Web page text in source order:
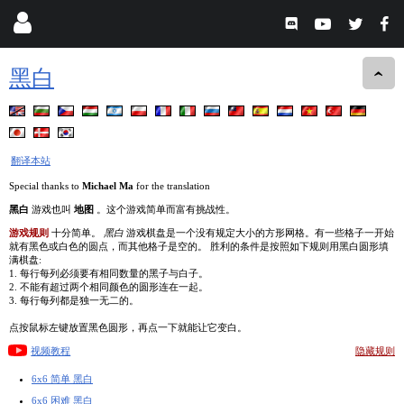
黑白
翻译本站
Special thanks to Michael Ma for the translation
黑白 游戏也叫 地图 。这个游戏简单而富有挑战性。
游戏规则 十分简单。 黑白 游戏棋盘是一个没有规定大小的方形网格。有一些格子一开始
就有黑色或白色的圆点，而其他格子是空的。 胜利的条件是按照如下规则用黑白圆形填
满棋盘:
1. 每行每列必须要有相同数量的黑子与白子。
2. 不能有超过两个相同颜色的圆形连在一起。
3. 每行每列都是独一无二的。
点按鼠标左键放置黑色圆形，再点一下就能让它变白。
视频教程 隐藏规则
6x6 简单 黑白
6x6 困难 黑白